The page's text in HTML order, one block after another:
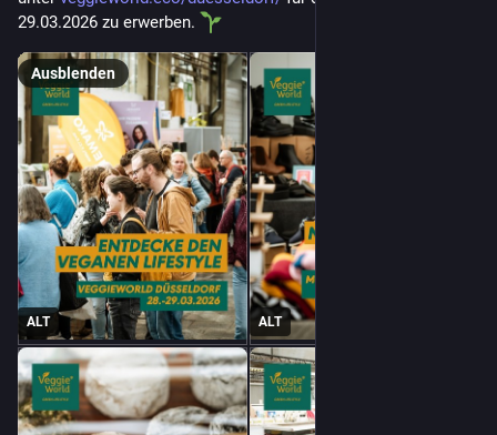
29.03.2026 zu erwerben.
ALT ALT
Ausblenden